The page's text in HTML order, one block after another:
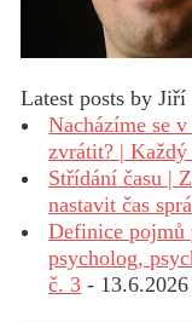
Latest posts by
Nacházíme se
zvrátit? | Každý
Střídání času |
nastavit čas
Definice pojmů
psycholog,
č. 3 - 13.6.2026